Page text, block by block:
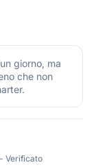
giorno, ma
che non
Verificato